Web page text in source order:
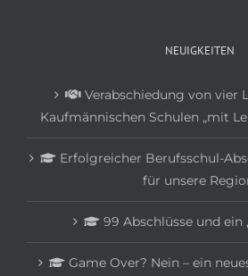
NEUIGKEITEN
Verabschiedung von vier
Kaufmännischen Schulen „mit
Erfolgreicher Berufsschul-
für unsere
99 Abschlüsse und ein
Game Over? Nein – ein